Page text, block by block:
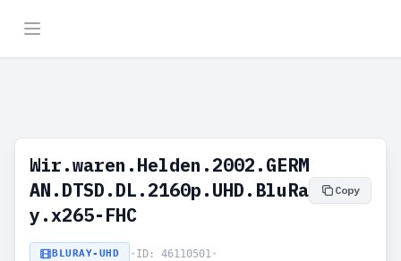
Wir.waren.Helden.2002.GERM
AN.DTSD.DL.2160p.UHD.BluRa
y.x265-FHC
Copy
BLURAY-UHD • ID: 46110501•